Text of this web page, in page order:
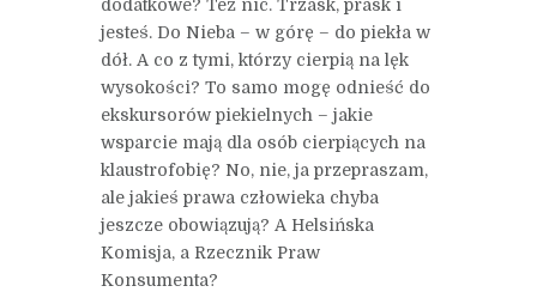
dodatkowe? Też nic. Trzask, prask i
jesteś. Do Nieba – w górę – do piekła w
dół. A co z tymi, którzy cierpią na lęk
wysokości? To samo mogę odnieść do
ekskursorów piekielnych – jakie
wsparcie mają dla osób cierpiących na
klaustrofobię? No, nie, ja przepraszam,
ale jakieś prawa człowieka chyba
jeszcze obowiązują? A Helsińska
Komisja, a Rzecznik Praw
Konsumenta?